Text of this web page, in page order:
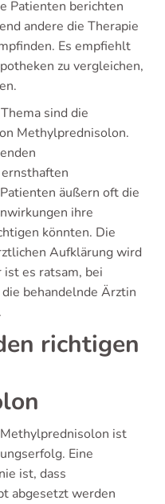
Patienten berichten
andere die Therapie
Es empfiehlt
zu vergleichen,
sind die
Methylprednisolon.
äußern oft die
ihre
könnten. Die
Aufklärung wird
es ratsam, bei
behandelnde Ärztin
richtigen
ist
Eine
ist, dass
abgesetzt werden